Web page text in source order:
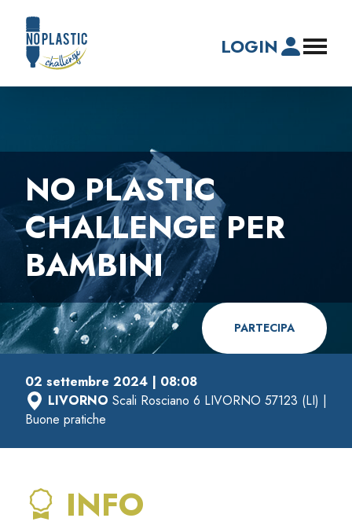
LOGIN
NO PLASTIC
CHALLENGE PER
BAMBINI
PARTECIPA
02 settembre 2024 | 08:08
LIVORNO Scali Rosciano 6 LIVORNO 57123 (LI) |
Buone pratiche
INFO